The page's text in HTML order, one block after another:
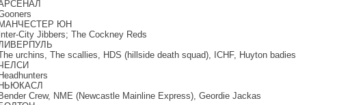
МАНЧЕСТЕР ЮН
Inter-City Jibbers; The Cockney Reds
urchins, The scallies, HDS (hillside death squad), ICHF, Huyton badies
Headhunters
НЬЮКАСЛ
Bender Crew, NME (Newcastle Mainline Express), Geordie Jackas